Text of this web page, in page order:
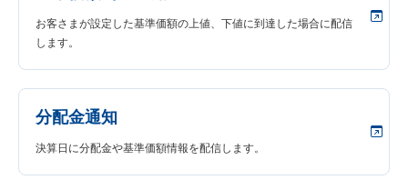
お客さまが設定した基準価額の上値、下値に到達した場合に配信
します。
分配金通知
決算日に分配金や基準価額情報を配信します。